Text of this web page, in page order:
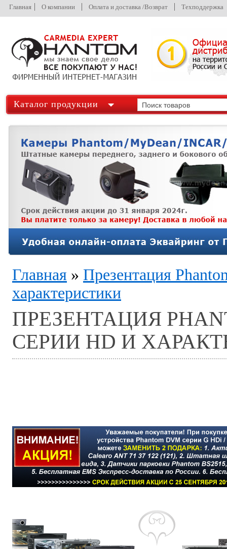
Главная О компании Оплата и доставка /Возврат Техподдержка
Каталог продукции
Главная » Презентация
характеристики
ПРЕЗЕНТАЦИЯ
СЕРИИ HD И